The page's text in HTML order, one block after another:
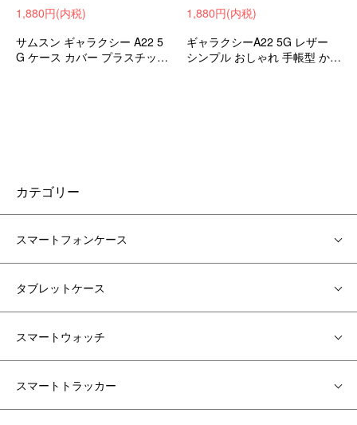
1,880円(内税)
サムスン ギャラクシー A22 5
G ケース カバー プラスチック
1,880円(内税)
ギャラクシーA22 5G レザー
シンプル おしゃれ 手帳型 かわ
カテゴリー
スマートフォンケース
タブレットケース
スマートウォッチ
スマートトラッカー